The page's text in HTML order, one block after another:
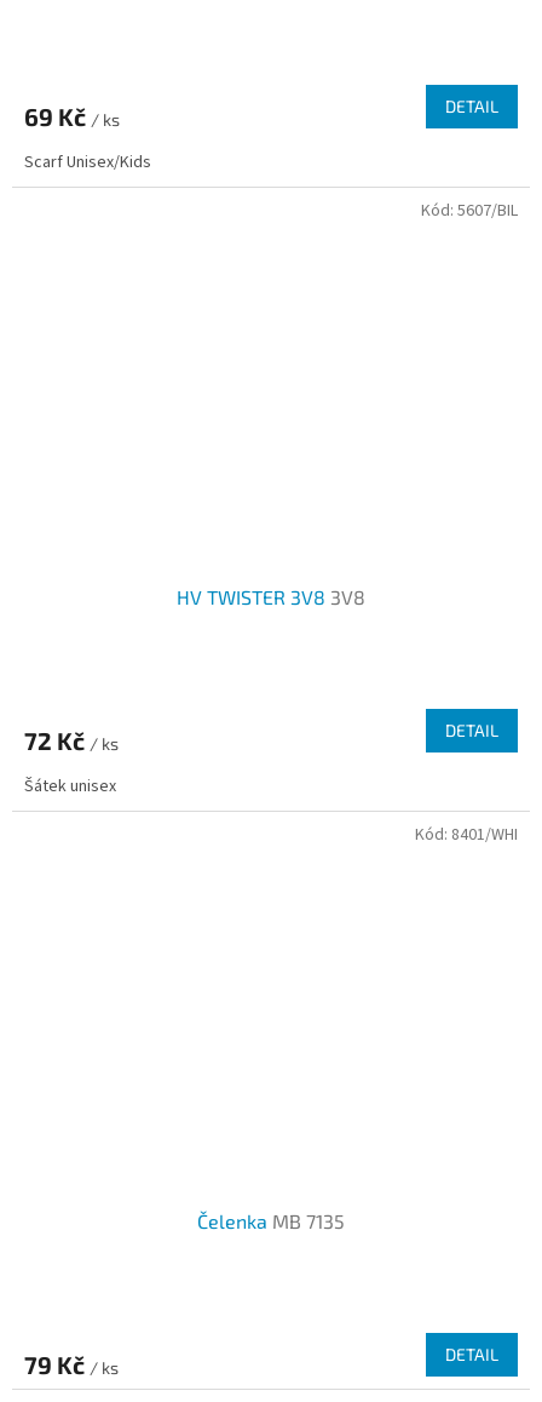
je
z
5
69 Kč / ks
DETAIL
Scarf Unisex/Kids
HV TWISTER 3V8 3V8
je
z
5
72 Kč / ks
DETAIL
Šátek unisex
Kód: 5607/BIL
Čelenka MB 7135
79 Kč / ks
DETAIL
Kód: 8401/WHI